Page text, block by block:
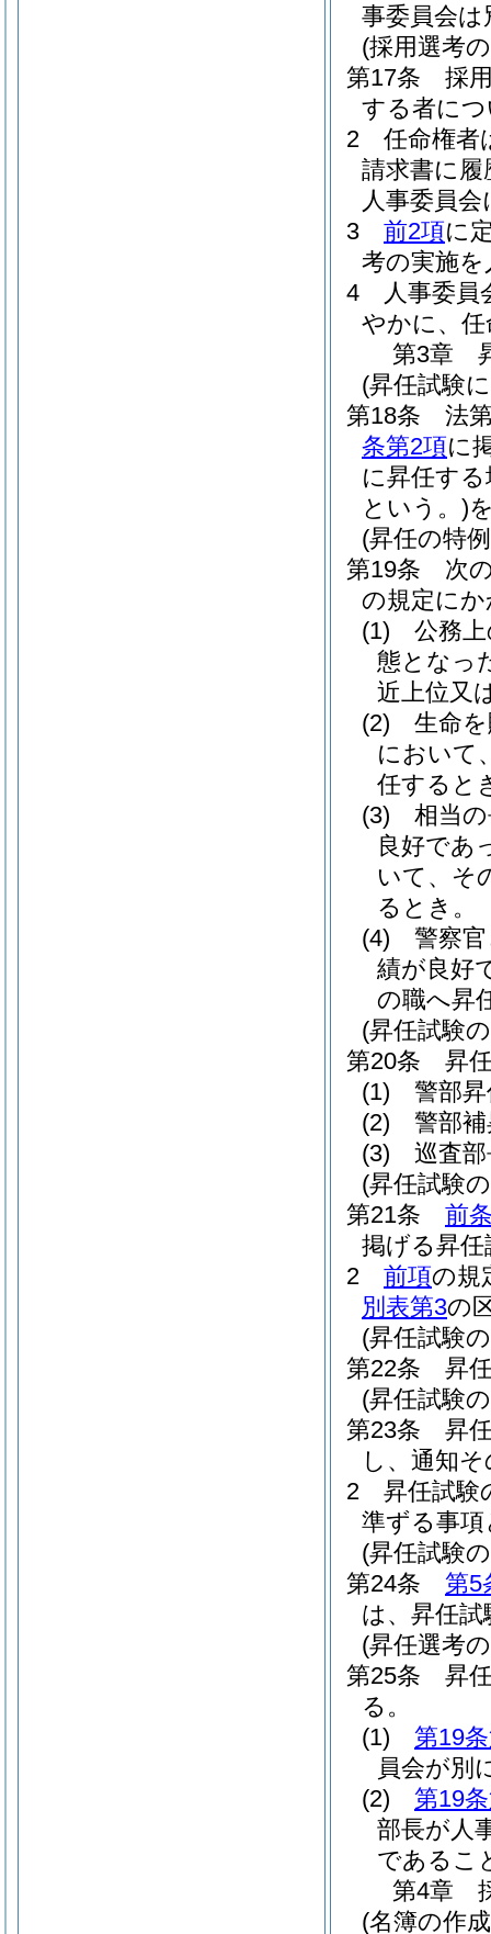
事委員会
(採用選考
第17条
採
する者に
2
任命権者
請求書に
人事委員
3
前2項に
考の実施
4
人事委
やかに、
第3章
(昇任試験
第18条
法
条第2項に
に昇任す
という。)
(昇任の特
第19条
次
の規定に
(1)
公務
態となっ
近上位又
(2)
生命
において
任すると
(3)
相当
良好であ
いて、そ
るとき。
(4)
警察
績が良好
の職へ昇
(昇任試験
第20条
昇
(1)
警部
(2)
警部
(3)
巡査
(昇任試験
第21条
前
掲げる昇
2
前項の規
別表第3の
(昇任試験
第22条
昇
(昇任試験
第23条
昇
し、通知
2
昇任試験
準ずる事
(昇任試験
第24条
第5
は、昇任
(昇任選考
第25条
昇
る。
(1)
第19
員会が別
(2)
第19
部長が人
であるこ
第4章
(名簿の作